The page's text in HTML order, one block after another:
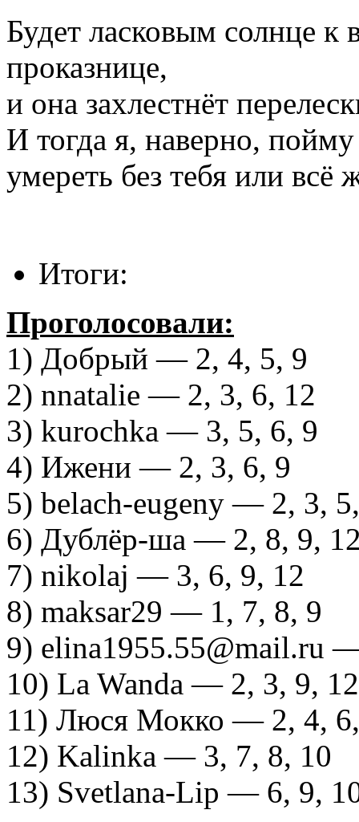
Будет ласковым солнце к
проказнице,
и она захлестнёт
И тогда я, наверно,
умереть без тебя или всё
Итоги:
Проголосовали:
1) Добрый — 2, 4, 5, 9
2) nnatalie — 2, 3, 6, 12
3) kurochka — 3, 5, 6, 9
4) Ижени — 2, 3, 6, 9
5) belach-eugeny — 2, 3,
6) Дублёр-ша — 2, 8, 9,
7) nikolaj — 3, 6, 9, 12
8) maksar29 — 1, 7, 8, 9
9) elina1955.55@mail.ru
10) La Wanda — 2, 3, 9, 12
11) Люся Мокко — 2, 4,
12) Kalinka — 3, 7, 8, 10
13) Svetlana-Lip — 6, 9,